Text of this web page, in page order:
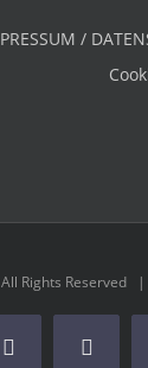
/
Rights Reserved |
Rss X